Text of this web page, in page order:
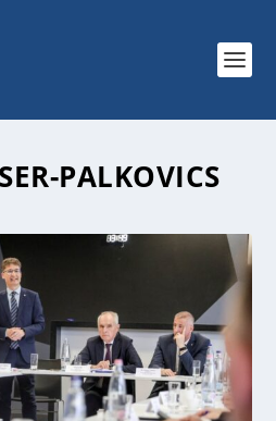
PALKOVICS